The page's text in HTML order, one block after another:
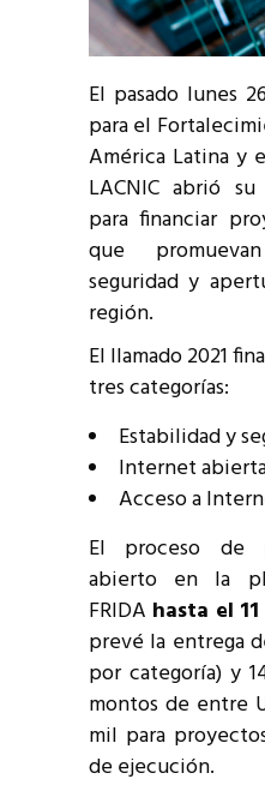
El pasado lunes
para el
América Latina y
LACNIC abrió
para financiar
que
seguridad y
región.
El llamado 2021
tres categorías:
Estabilidad y
Internet
Acceso a
El proceso de
abierto en la
FRIDA hasta el
prevé la entrega
por categoría) y
montos de entre
mil para
de ejecución.